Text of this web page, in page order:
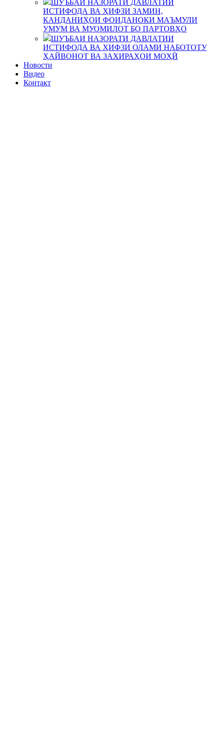
ШУЪБАИ НАЗОРАТИ ДАВЛАТИИ
ИСТИФОДА ВА ҲИФЗИ ЗАМИН,
КАНДАНИҲОИ ФОИДАНОКИ МАЪМУЛИ
УМУМ ВА МУОМИЛОТ БО ПАРТОВҲО
ШУЪБАИ НАЗОРАТИ ДАВЛАТИИ
ИСТИФОДА ВА ҲИФЗИ ОЛАМИ НАБОТОТУ
ҲАЙВОНОТ ВА ЗАХИРАҲОИ МОҲӢ
Новости
Видео
Контакт